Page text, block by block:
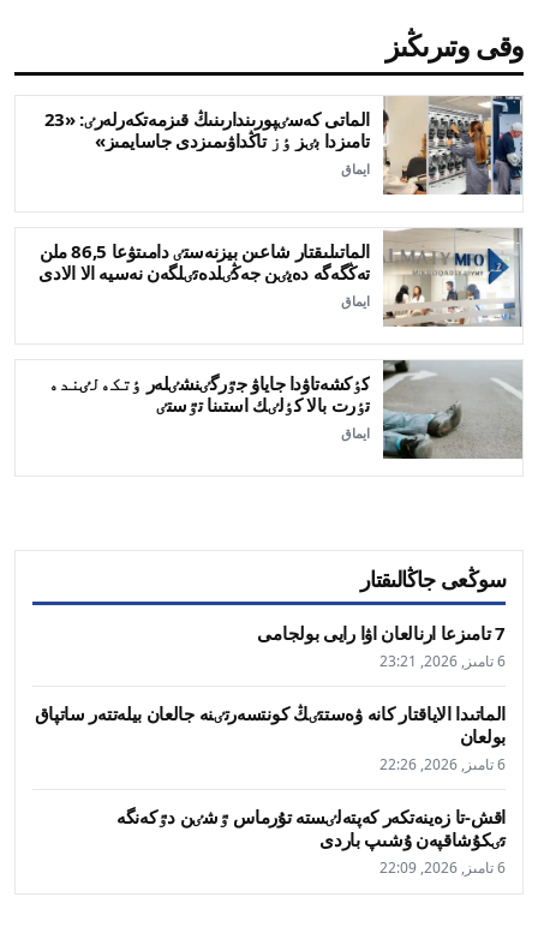
وقى وتىرىڭىز
الماتى كەسٸپورىندارىنىڭ قىزمەتكەرلەرٸ: «23
تامىزدا بٸز ٶز تاڭداۋىمىزدى جاسايمىز»
ايماق
الماتىلىقتار شاعىن بيزنەستٸ دامىتۋعا 86,5 ملن
تەڭگەگە دەيٸن جەڭٸلدەتٸلگەن نەسيە الا الادى
ايماق
كٶكشەتاۋدا جاياۋ جٷرگٸنشٸلەر ٶتكەلٸندە
تٶرت بالا كٶلٸك استىنا تٷستٸ
ايماق
سوڭعى جاڭالىقتار
7 تامىزعا ارنالعان اۋا رايى بولجامى
6 تامىز, 2026, 23:21
الماتىدا الاياقتار كانە ۋەستتٸڭ كونتسەرتٸنە جالعان بيلەتتەر ساتپاق
بولعان
6 تامىز, 2026, 22:26
اقش-تا زەينەتكەر كەپتەلٸستە تۇرماس ٷشٸن دٷكەنگە
تٸكۇشاقپەن ۇشىپ باردى
6 تامىز, 2026, 22:09